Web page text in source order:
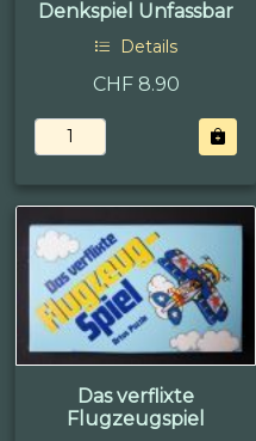
Denkspiel Unfassbar
Details
CHF 8.90
Das verflixte
Flugzeugspiel